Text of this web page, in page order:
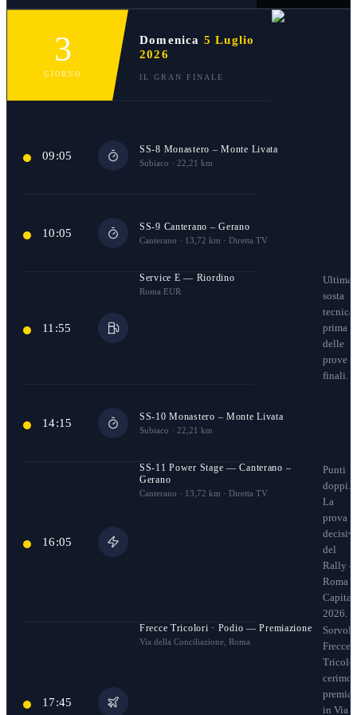
3
GIORNO
Domenica 5 Luglio
2026
IL GRAN FINALE
09:05 SS-8 Monastero – Monte Livata
Subiaco · 22,21 km
10:05 SS-9 Canterano – Gerano
Canterano · 13,72 km · Diretta TV
11:55
Service E — Riordino
Roma EUR
Ultima
sosta
tecnica
prima
delle
prove
finali.
14:15 SS-10 Monastero – Monte Livata
Subiaco · 22,21 km
16:05
SS-11 Power Stage — Canterano –
Gerano
Canterano · 13,72 km · Diretta TV
Punti
doppi.
La
prova
del
Rally di
Roma
2026.
17:45
Frecce Tricolori · Podio — Premiazione
Via della Conciliazione, Roma
Frecce
in Via